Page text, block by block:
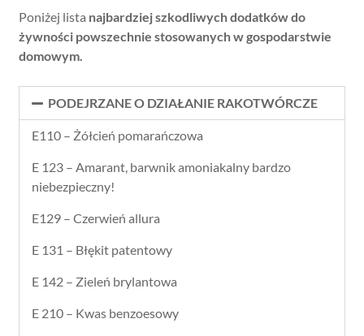
Poniżej lista najbardziej szkodliwych dodatków do
żywności powszechnie stosowanych w gospodarstwie
domowym.
PODEJRZANE O DZIAŁANIE RAKOTWÓRCZE
E110 – Żółcień pomarańczowa
E 123 – Amarant, barwnik amoniakalny bardzo
niebezpieczny!
E129 – Czerwień allura
E 131 – Błękit patentowy
E 142 – Zieleń brylantowa
E 210 – Kwas benzoesowy